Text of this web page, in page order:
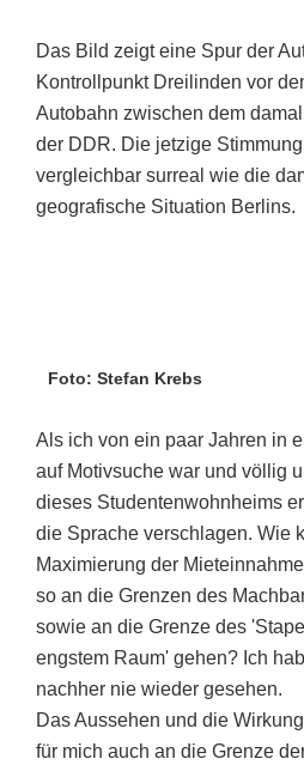
Das Bild zeigt eine Spur der
Kontrollpunkt Dreilinden vor
Autobahn zwischen dem
der DDR. Die jetzige
vergleichbar surreal wie die
geografische Situation Berlins.
Foto: Stefan Krebs
Als ich von ein paar Jahren in
auf Motivsuche war und völlig
dieses Studentenwohnheims
die Sprache verschlagen. Wie
Maximierung der
so an die Grenzen des
sowie an die Grenze des
engstem Raum' gehen? Ich
nachher nie wieder gesehen.
Das Aussehen und die
für mich auch an die Grenze